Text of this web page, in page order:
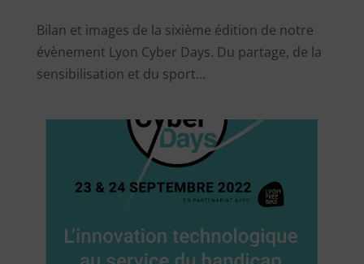
Bilan et images de la sixième édition de notre
évènement Lyon Cyber Days. Du partage, de la
sensibilisation et du sport…